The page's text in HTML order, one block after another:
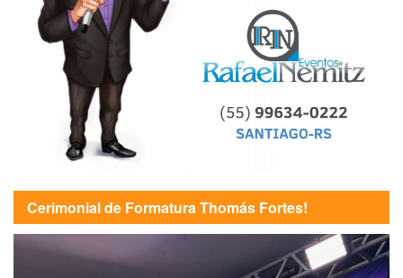
Cerimonial de Formatura Thomás Fortes!